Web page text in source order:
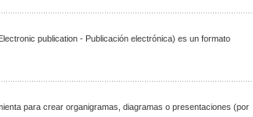
publication - Publicación electrónica) es un formato
para crear organigramas, diagramas o presentaciones (por